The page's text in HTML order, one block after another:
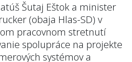
Šutaj Eštok a minister
(obaja Hlas-SD) v
pracovnom stretnutí
spolupráce na projekte
systémov a